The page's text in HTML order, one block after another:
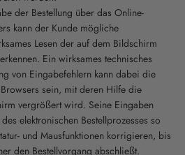
der Bestellung über das Online-
kann der Kunde mögliche
Lesen der auf dem Bildschirm
Ein wirksames technisches
von Eingabefehlern kann dabei die
sein, mit deren Hilfe die
vergrößert wird. Seine Eingaben
elektronischen Bestellprozesses so
und Mausfunktionen korrigieren, bis
den Bestellvorgang abschließt.